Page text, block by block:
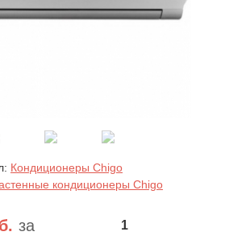
Кондиционеры Chigo
кондиционеры Chigo
за